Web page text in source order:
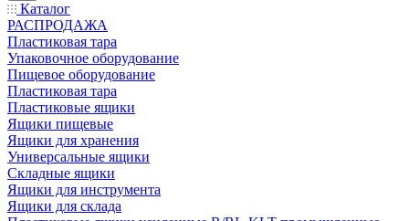
Каталог
РАСПРОДАЖА
Пластиковая тара
Упаковочное оборудование
Пищевое оборудование
Пластиковая тара
Пластиковые ящики
Ящики пищевые
Ящики для хранения
Универсальные ящики
Складные ящики
Ящики для инструмента
Ящики для склада